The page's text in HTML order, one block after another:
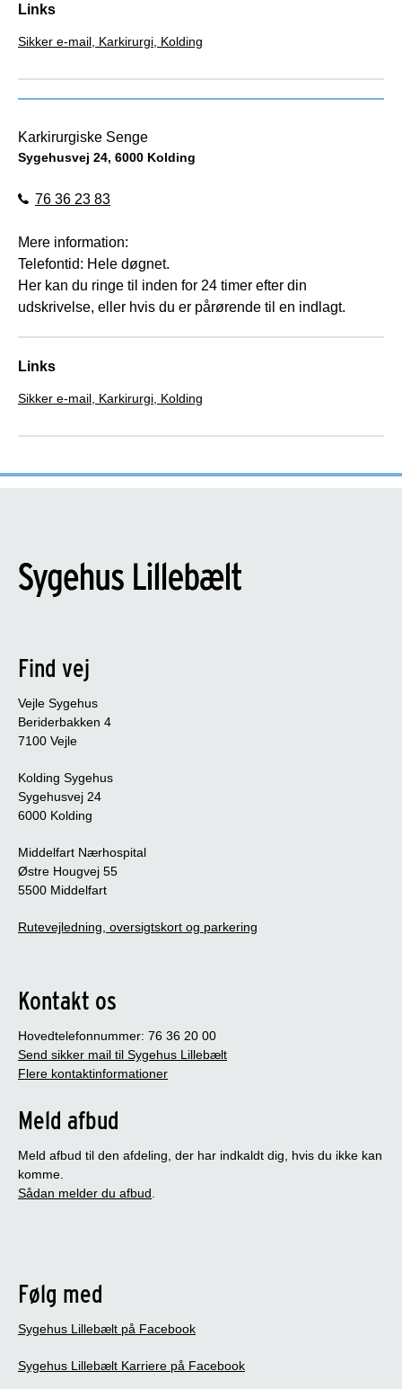
Links
Sikker e-mail, Karkirurgi, Kolding
Links
Sikker e-mail, Karkirurgi, Kolding
Karkirurgiske Senge
Sygehusvej 24, 6000 Kolding
76 36 23 83
Mere information:
Telefontid: Hele døgnet.
Her kan du ringe til inden for 24 timer efter din
udskrivelse, eller hvis du er pårørende til en indlagt.
Find vej
Vejle Sygehus
Beriderbakken 4
7100 Vejle
Kolding Sygehus
Sygehusvej 24
6000 Kolding
Middelfart Nærhospital
Østre Hougvej 55
5500 Middelfart
Rutevejledning, oversigtskort og parkering
Kontakt os
Hovedtelefonnummer: 76 36 20 00
Send sikker mail til Sygehus Lillebælt
Flere kontaktinformationer
Meld afbud
Meld afbud til den afdeling, der har indkaldt dig, hvis du ikke kan
komme.
Sådan melder du afbud.
Følg med
Sygehus Lillebælt på Facebook
Sygehus Lillebælt Karriere på Facebook